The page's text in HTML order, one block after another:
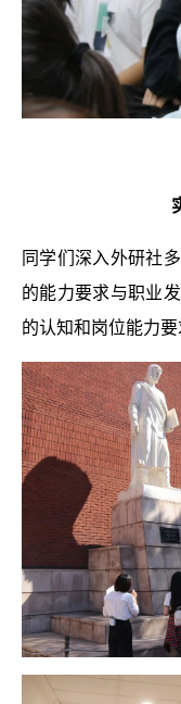
同学们深入外研社
的能力要求与职业
的认知和岗位能力要